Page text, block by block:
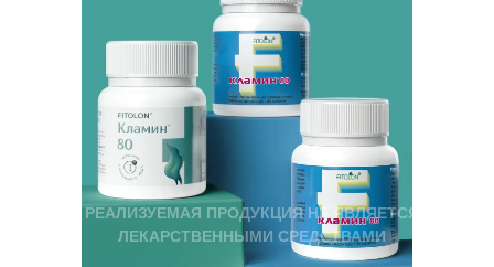
РЕАЛИЗУЕМАЯ ПРОДУКЦИЯ НЕ ЯВЛЯЕТСЯ
ЛЕКАРСТВЕННЫМИ СРЕДСТВАМИ